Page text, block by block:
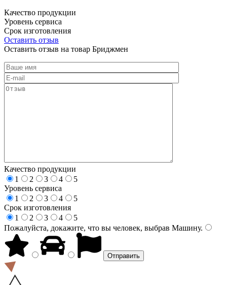
Качество продукции
Уровень сервиса
Срок изготовления
Оставить отзыв
Оставить отзыв на товар Бриджмен
Качество продукции
1
2 3 4
5
Уровень сервиса
1
2 3 4
5
Срок изготовления
1
2 3 4
5
Пожалуйста, докажите, что вы человек, выбрав Машину.